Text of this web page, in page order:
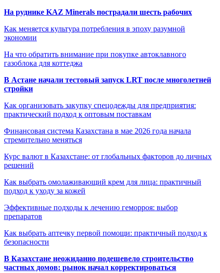
На руднике KAZ Minerals пострадали шесть рабочих
Как меняется культура потребления в эпоху разумной
экономии
На что обратить внимание при покупке автоклавного
газоблока для коттеджа
В Астане начали тестовый запуск LRT после многолетней
стройки
Как организовать закупку спецодежды для предприятия:
практический подход к оптовым поставкам
Финансовая система Казахстана в мае 2026 года начала
стремительно меняться
Курс валют в Казахстане: от глобальных факторов до личных
решений
Как выбрать омолаживающий крем для лица: практичный
подход к уходу за кожей
Эффективные подходы к лечению геморроя: выбор
препаратов
Как выбрать аптечку первой помощи: практичный подход к
безопасности
В Казахстане неожиданно подешевело строительство
частных домов: рынок начал корректироваться